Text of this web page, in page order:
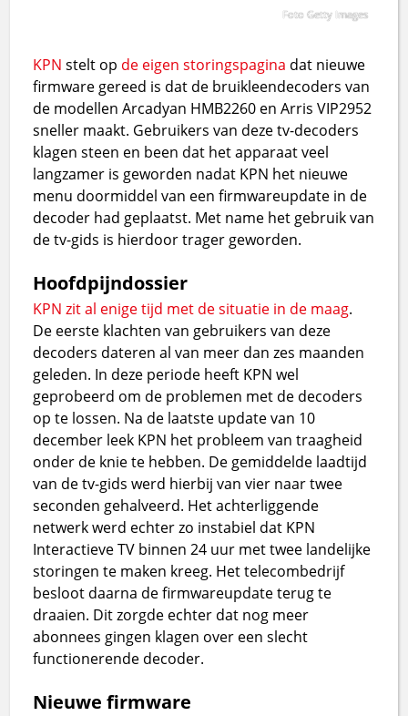
Foto Getty Images
KPN stelt op de eigen storingspagina dat nieuwe
firmware gereed is dat de bruikleendecoders van
de modellen Arcadyan HMB2260 en Arris VIP2952
sneller maakt. Gebruikers van deze tv-decoders
klagen steen en been dat het apparaat veel
langzamer is geworden nadat KPN het nieuwe
menu doormiddel van een firmwareupdate in de
decoder had geplaatst. Met name het gebruik van
de tv-gids is hierdoor trager geworden.
Hoofdpijndossier
KPN zit al enige tijd met de situatie in de maag.
De eerste klachten van gebruikers van deze
decoders dateren al van meer dan zes maanden
geleden. In deze periode heeft KPN wel
geprobeerd om de problemen met de decoders
op te lossen. Na de laatste update van 10
december leek KPN het probleem van traagheid
onder de knie te hebben. De gemiddelde laadtijd
van de tv-gids werd hierbij van vier naar twee
seconden gehalveerd. Het achterliggende
netwerk werd echter zo instabiel dat KPN
Interactieve TV binnen 24 uur met twee landelijke
storingen te maken kreeg. Het telecombedrijf
besloot daarna de firmwareupdate terug te
draaien. Dit zorgde echter dat nog meer
abonnees gingen klagen over een slecht
functionerende decoder.
Nieuwe firmware